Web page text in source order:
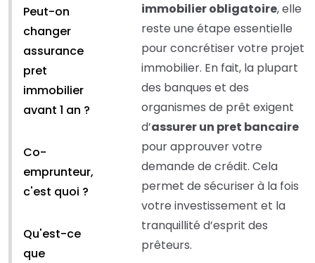
Peut-on
changer
assurance
pret
immobilier
avant 1 an ?
Co-
emprunteur,
c'est quoi ?
Qu'est-ce
que
immobilier obligatoire, elle
reste une étape essentielle
pour concrétiser votre projet
immobilier. En fait, la plupart
des banques et des
organismes de prêt exigent
d’assurer un pret bancaire
pour approuver votre
demande de crédit. Cela
permet de sécuriser à la fois
votre investissement et la
tranquillité d’esprit des
prêteurs.